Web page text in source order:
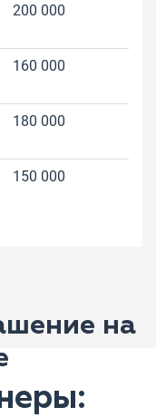
200 000
160 000
180 000
150 000
на